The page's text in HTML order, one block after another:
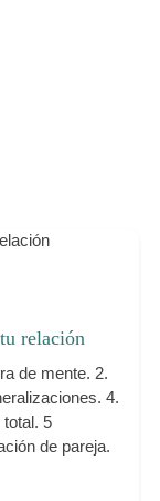
relación
de mente. 2.
4.
total. 5
de pareja.